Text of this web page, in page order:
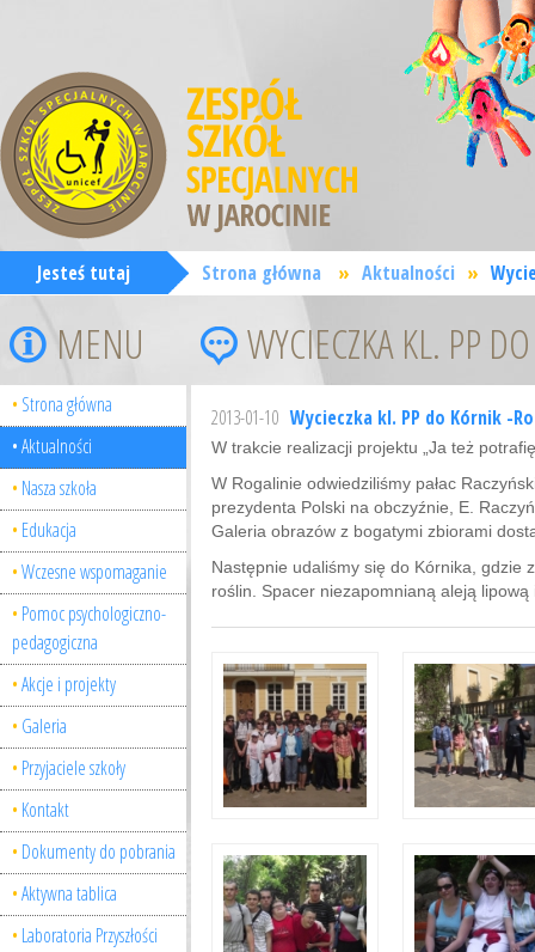
Jesteś tutaj Strona główna » Aktualności »
MENU
Strona główna
Aktualności
Nasza szkoła
Edukacja
Wczesne wspomaganie
Pomoc psychologiczno-
pedagogiczna
Akcje i projekty
Galeria
Przyjaciele szkoły
Kontakt
Dokumenty do pobrania
Aktywna tablica
Laboratoria Przyszłości
WYCIECZKA KL. PP
2013-01-10 Wycieczka kl. PP do Kórnik -
W trakcie realizacji projektu „Ja też
W Rogalinie odwiedziliśmy pałac
prezydenta Polski na obczyźnie, E.
Galeria obrazów z bogatymi zbiorami
Następnie udaliśmy się do Kórnika, gdzie
roślin. Spacer niezapomnianą aleją